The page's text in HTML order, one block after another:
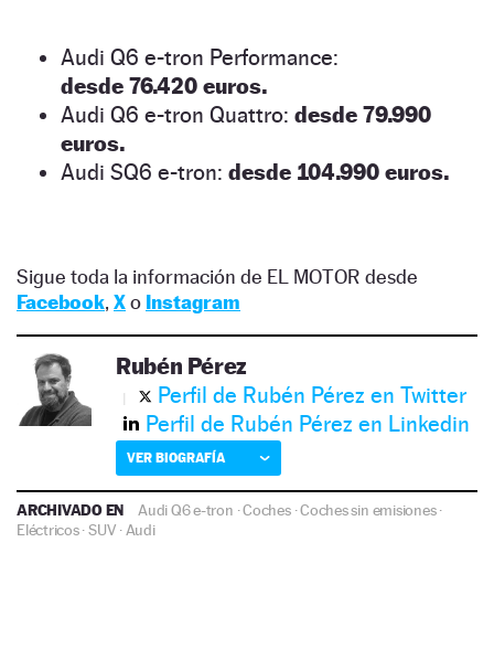
Audi Q6 e-tron Performance:
desde 76.420 euros.
Audi Q6 e-tron Quattro: desde 79.990
euros.
Audi SQ6 e-tron: desde 104.990 euros.
Sigue toda la información de EL MOTOR desde
Facebook, Xo Instagram
Rubén Pérez
Perfil de Rubén Pérez en Twitter
Perfil de Rubén Pérez en Linkedin
VER BIOGRAFÍA
ARCHIVADO EN Audi Q6 e-tron ·Coches·Coches sin emisiones·
Eléctricos·SUV ·Audi